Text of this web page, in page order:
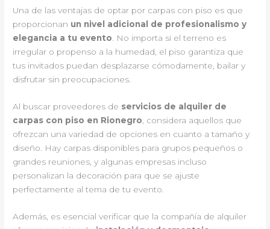
Una de las ventajas de optar por carpas con piso es que
proporcionan un nivel adicional de profesionalismo y
elegancia a tu evento . No importa si el terreno es
irregular o propenso a la humedad, el piso garantiza que
tus invitados puedan desplazarse cómodamente, bailar y
disfrutar sin preocupaciones.
Al buscar proveedores de servicios de alquiler de
carpas con piso en Rionegro , considera aquellos que
ofrezcan una variedad de opciones en cuanto a tamaño y
diseño. Hay carpas disponibles para grupos pequeños o
grandes reuniones, y algunas empresas incluso
personalizan la decoración para que se ajuste
perfectamente al tema de tu evento.
Además, es esencial verificar que la compañía de alquiler